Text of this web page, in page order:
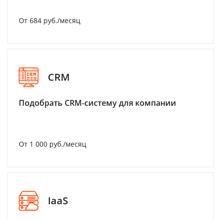
От 684 руб./месяц
CRM
Подобрать CRM-систему для компании
От 1 000 руб./месяц
IaaS